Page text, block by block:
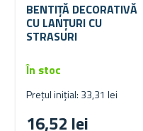
BENTIȚĂ DECORATIVĂ
CU LANȚURI CU
STRASURI
Prețul inițial: 33,31 lei
16,52 lei
În stoc